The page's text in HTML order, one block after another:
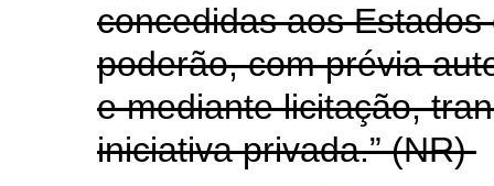
concedidas aos
poderão, com prévia
e mediante licitação,
iniciativa privada.” (NR)